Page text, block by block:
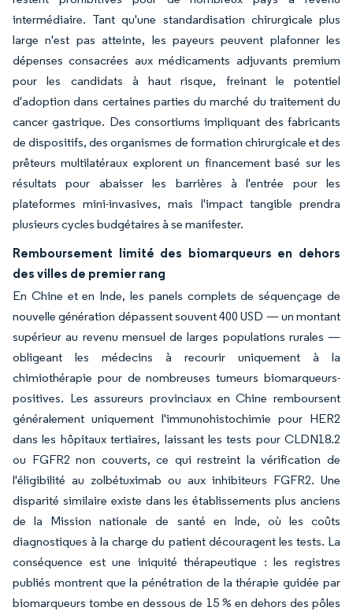
intermédiaire. Tant qu'une standardisation chirurgicale plus
large n'est pas atteinte, les payeurs peuvent plafonner les
dépenses consacrées aux médicaments adjuvants premium
pour les candidats à haut risque, freinant le potentiel
d'adoption dans certaines parties du marché du traitement du
cancer gastrique. Des consortiums impliquant des fabricants
de dispositifs, des organismes de formation chirurgicale et des
prêteurs multilatéraux explorent un financement basé sur les
résultats pour abaisser les barrières à l'entrée pour les
plateformes mini-invasives, mais l'impact tangible prendra
plusieurs cycles budgétaires à se manifester.
Remboursement limité des biomarqueurs en dehors
des villes de premier rang
En Chine et en Inde, les panels complets de séquençage de
nouvelle génération dépassent souvent 400 USD — un montant
supérieur au revenu mensuel de larges populations rurales —
obligeant les médecins à recourir uniquement à la
chimiothérapie pour de nombreuses tumeurs biomarqueurs-
positives. Les assureurs provinciaux en Chine remboursent
généralement uniquement l'immunohistochimie pour HER2
dans les hôpitaux tertiaires, laissant les tests pour CLDN18.2
ou FGFR2 non couverts, ce qui restreint la vérification de
l'éligibilité au zolbétuximab ou aux inhibiteurs FGFR2. Une
disparité similaire existe dans les établissements plus anciens
de la Mission nationale de santé en Inde, où les coûts
diagnostiques à la charge du patient découragent les tests. La
conséquence est une iniquité thérapeutique : les registres
publiés montrent que la pénétration de la thérapie guidée par
biomarqueurs tombe en dessous de 15 % en dehors des pôles